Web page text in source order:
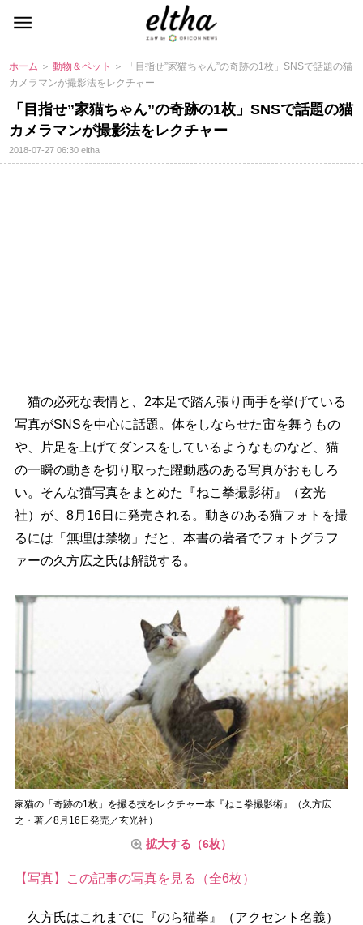
ホーム ＞動物＆ペット
＞ 「目指せ”家猫ちゃん”の奇跡の1枚」SNSで話題の猫
カメラマンが撮影法をレクチャー
「目指せ”家猫ちゃん”の奇跡の1枚」SNSで話題の猫
カメラマンが撮影法をレクチャー
2018-07-27 06:30eltha
猫の必死な表情と、2本足で踏ん張り両手を挙げている
写真がSNSを中心に話題。体をしならせた宙を舞うもの
、片足を上げてダンスをしているようなものなど、猫
の一瞬の動きを切り取った躍動感のある写真がおもしろ
い。そんな猫写真をまとめた『ねこ拳撮影術』（玄光
社）が、8月16日に発売される。動きのある猫フォトを撮
るには「無理は禁物」だと、本書の著者でフォトグラフ
ァーの久方広之氏は解説する。
家猫の「奇跡の1枚」を撮る技をレクチャー本『ねこ拳撮影術』（久方広
之・著／8月16日発売／玄光社）
拡大する（6枚）
【写真】この記事の写真を見る（全6枚）
久方氏はこれまでに『のら猫拳』（アクセント名義）